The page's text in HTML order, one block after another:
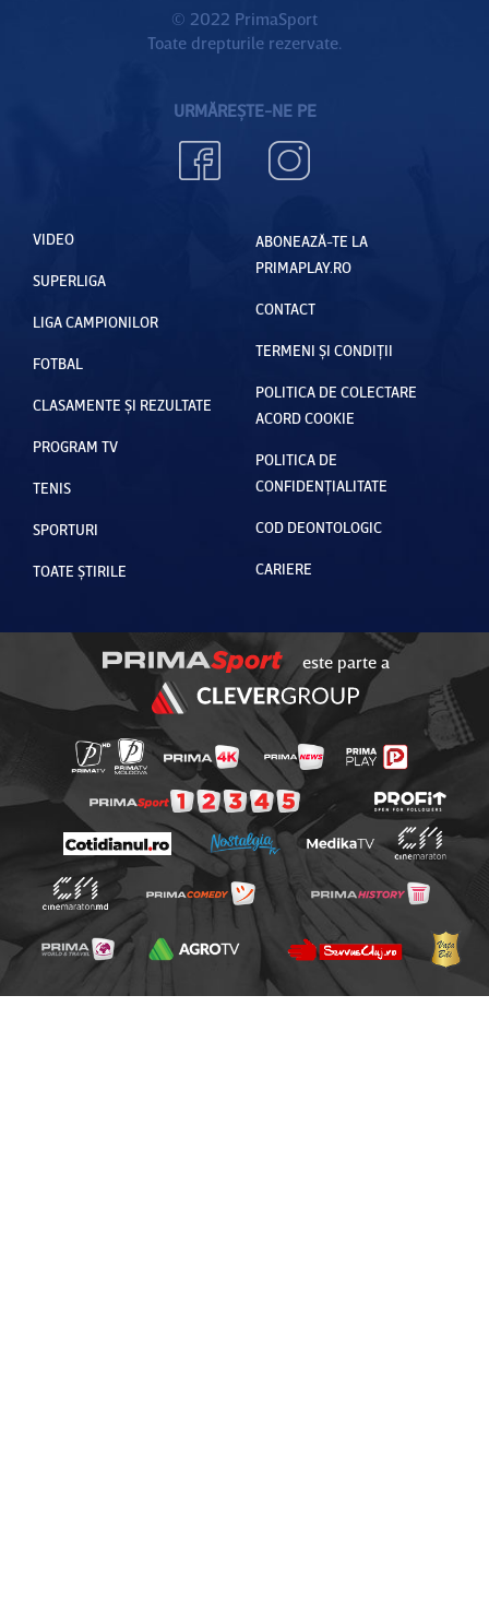
© 2022 PrimaSport
Toate drepturile rezervate.
URMĂREȘTE-NE PE
VIDEO
SUPERLIGA
LIGA CAMPIONILOR
FOTBAL
CLASAMENTE ȘI REZULTATE
PROGRAM TV
TENIS
SPORTURI
TOATE ȘTIRILE
ABONEAZĂ-TE LA
PRIMAPLAY.RO
CONTACT
TERMENI ȘI CONDIȚII
POLITICA DE COLECTARE
ACORD COOKIE
POLITICA DE
CONFIDENȚIALITATE
COD DEONTOLOGIC
CARIERE
este parte a